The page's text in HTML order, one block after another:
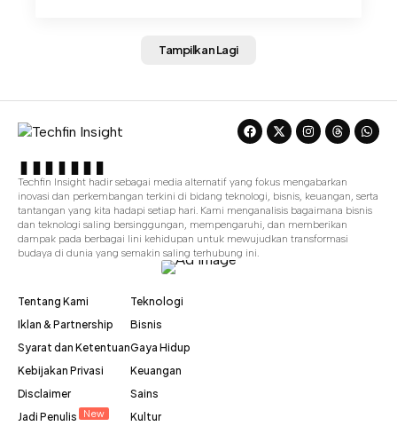
Tampilkan Lagi
Techfin Insight hadir sebagai media alternatif yang fokus mengabarkan
inovasi dan perkembangan terkini di bidang teknologi, bisnis, keuangan, serta
tantangan yang kita hadapi setiap hari. Kami menganalisis bagaimana bisnis
dan teknologi saling bersinggungan, mempengaruhi, dan memberikan
dampak pada berbagai lini kehidupan untuk mewujudkan transformasi
budaya di dunia yang semakin saling terhubung ini.
Tentang Kami
Iklan & Partnership
Syarat dan Ketentuan
Kebijakan Privasi
Disclaimer
Jadi Penulis
New
Teknologi
Bisnis
Gaya Hidup
Keuangan
Sains
Kultur